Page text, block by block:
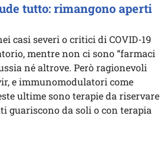
tutto: rimangono aperti
casi severi o critici di COVID-19
mentre non ci sono “farmaci
né altrove. Però ragionevoli
e immunomodulatori come
ultime sono terapie da riservare
guariscono da soli o con terapia